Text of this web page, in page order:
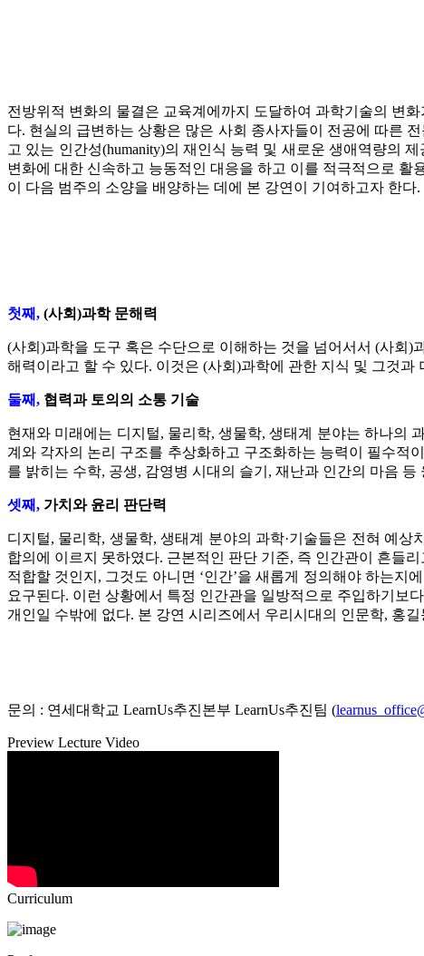
전방위적 변화의 물결은 교육계에까지 도달하여 과학기술의 변화
다. 현실의 급변하는 상황은 많은 사회 종사자들이 전공에 따른
고 있는 인간성(humanity)의 재인식 능력 및 새로운 생애역량의
변화에 대한 신속하고 능동적인 대응을 하고 이를 적극적으로
이 다음 범주의 소양을 배양하는 데에 본 강연이 기여하고자 한다.
첫째, (사회)과학 문해력
(사회)과학을 도구 혹은 수단으로 이해하는 것을 넘어서서 (사회
해력이라고 할 수 있다. 이것은 (사회)과학에 관한 지식 및 그것
둘째, 협력과 토의의 소통 기술
현재와 미래에는 디지털, 물리학, 생물학, 생태계 분야는 하나의
계와 각자의 논리 구조를 추상화하고 구조화하는 능력이 필수적
를 밝히는 수학, 공생, 감영병 시대의 슬기, 재난과 인간의 마음
셋째, 가치와 윤리 판단력
디지털, 물리학, 생물학, 생태계 분야의 과학·기술들은 전혀 예
합의에 이르지 못하였다. 근본적인 판단 기준, 즉 인간관이 흔들
적합할 것인지, 그것도 아니면 ‘인간’을 새롭게 정의해야 하는
요구된다. 이런 상황에서 특정 인간관을 일방적으로 주입하기보
개인일 수밖에 없다. 본 강연 시리즈에서 우리시대의 인문학, 홍
문의 : 연세대학교 LearnUs추진본부 LearnUs추진팀 (
Preview Lecture Video
Curriculum